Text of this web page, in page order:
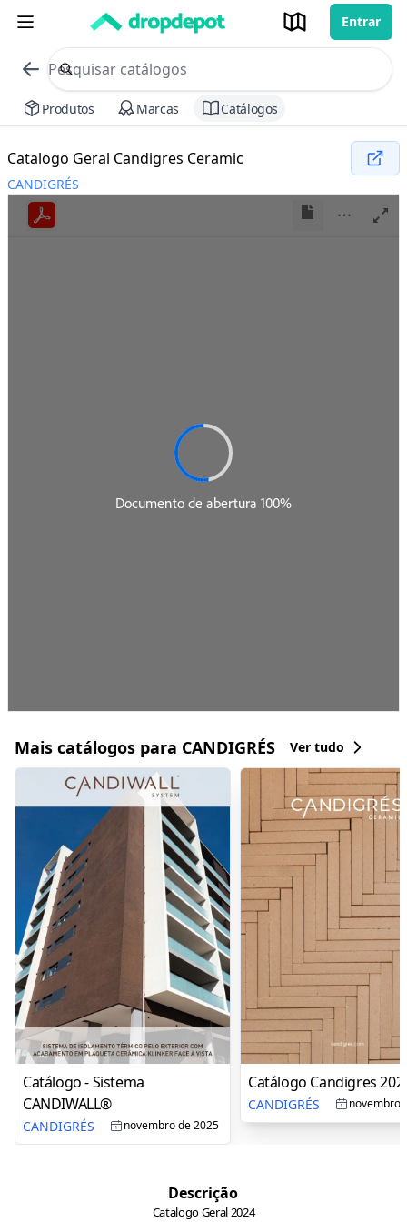
Entrar
commerce search no header
Procurar
Produtos Marcas Catálogos
Catalogo Geral Candigres Ceramic
CANDIGRÉS
Mais catálogos para CANDIGRÉS Ver tudo
Catálogo - Sistema
CANDIWALL®
CANDIGRÉS novembro de 2025
Catálogo Candigres
CANDIGRÉS novembro
Descrição
Catalogo Geral 2024